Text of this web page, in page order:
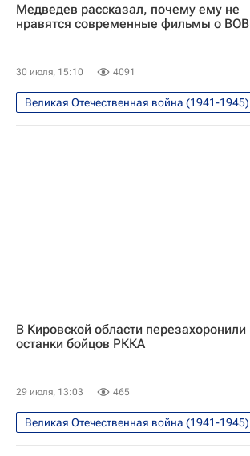
Дмитрий Медведев
Единая Россия
Молодая гвардия
Медведев рассказал, почему ему не
нравятся современные фильмы о ВОВ
30 июля, 15:10 4091
Великая Отечественная война (1941-1945)
Культура
Общество
В Кировской области перезахоронили
останки бойцов РККА
29 июля, 13:03 465
Великая Отечественная война (1941-1945)
Москва
Кировская область